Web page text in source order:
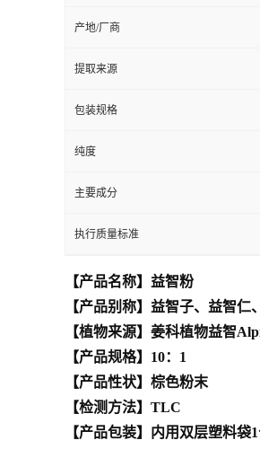
产地/厂商
提取来源
包装规格
纯度
主要成分
执行质量标准
【产品名称】益智粉
【产品别称】益智子、益智仁
【植物来源】姜科植物益智
【产品规格】10：1
【产品性状】棕色粉末
【检测方法】TLC
【产品包装】内用双层塑料袋